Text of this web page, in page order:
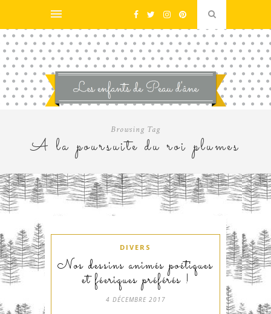
Browsing Tag
A la poursuite du roi plumes
DIVERS
Nos dessins animés poétiques
et féeriques préférés !
4 DÉCEMBRE 2017